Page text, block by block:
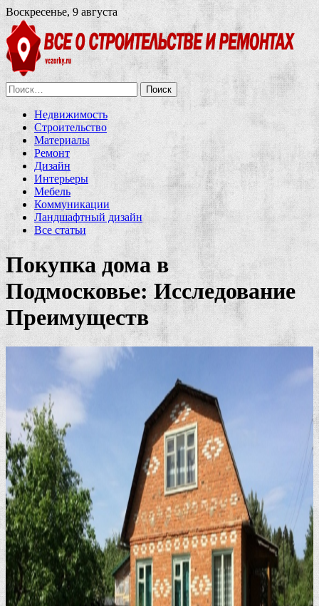
Воскресенье, 9 августа
Найти:
Недвижимость
Строительство
Материалы
Ремонт
Дизайн
Интерьеры
Мебель
Коммуникации
Ландшафтный дизайн
Все статьи
Покупка дома в
Подмосковье: Исследование
Преимуществ